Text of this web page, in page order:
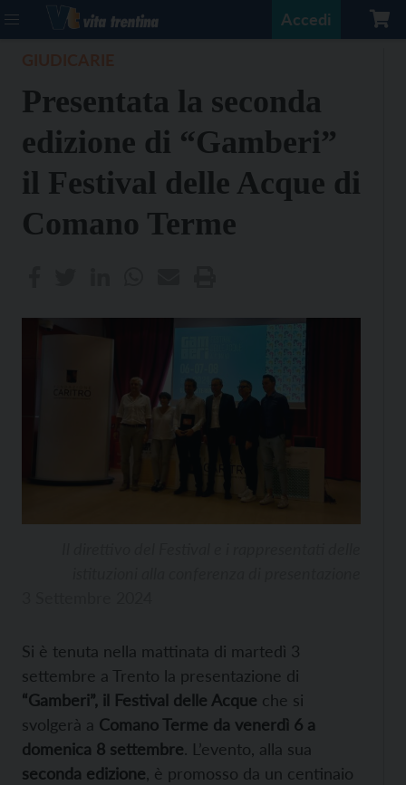
Accedi
Presentata la seconda
edizione di “Gamberi”
il Festival delle Acque di
Comano Terme
Si è tenuta nella mattinata di martedì 3
settembre a Trento la presentazione di
“Gamberi”, il Festival delle Acque che si
svolgerà a Comano Terme da venerdì 6 a
domenica 8 settembre. L’evento, alla sua
seconda edizione , è promosso da un centinaio